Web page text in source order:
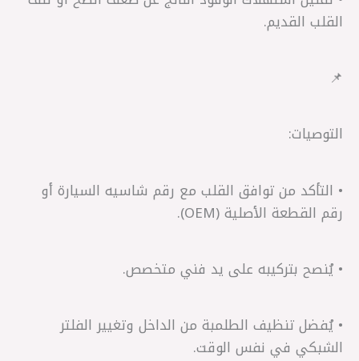
القلب القديم.
📌
التوصيات:
• التأكد من توافق القلب مع رقم شاسيه السيارة أو
رقم القطعة الأصلية (OEM).
• يُنصح بتركيبه على يد فني متخصص.
• يُفضل تنظيف الطلمبة من الداخل وتغيير الفلتر
الشبكي في نفس الوقت.